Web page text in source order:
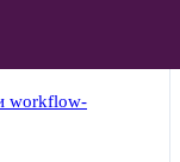
workflow-